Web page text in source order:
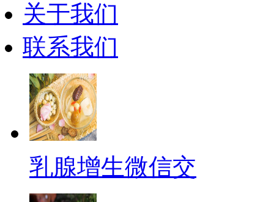
关于我们
联系我们
乳腺增生微信交